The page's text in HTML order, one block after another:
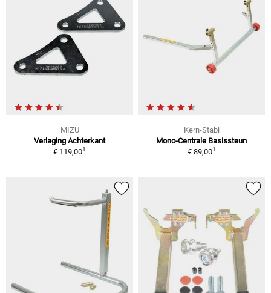
MIZU
Verlaging Achterkant
€ 119,001
Kern-Stabi
Mono-Centrale Basissteun
€ 89,001